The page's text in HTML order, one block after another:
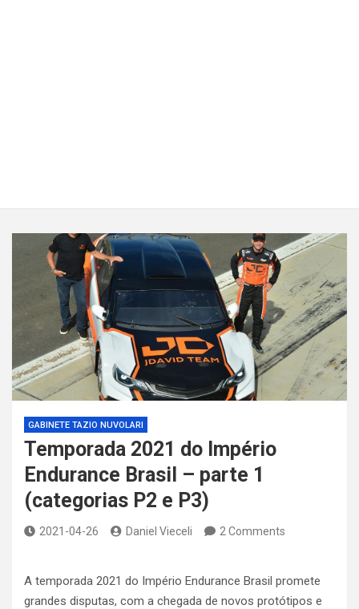
GABINETE TAZIO NUVOLARI
Temporada 2021 do Império
Endurance Brasil – parte 1
(categorias P2 e P3)
2021-04-26 Daniel Vieceli 2 Comments
A temporada 2021 do Império Endurance Brasil promete
grandes disputas, com a chegada de novos protótipos e